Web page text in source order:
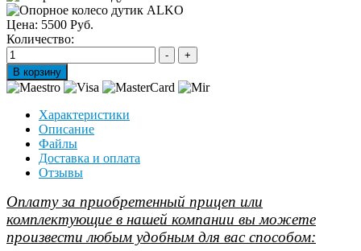
Цена: 5500 Руб.
Количество:
Характеристики
Описание
Файлы
Доставка и оплата
Отзывы
Оплату за приобретенный прицеп или
комплектующие в нашей компании вы можете
произвести любым удобным для вас способом: